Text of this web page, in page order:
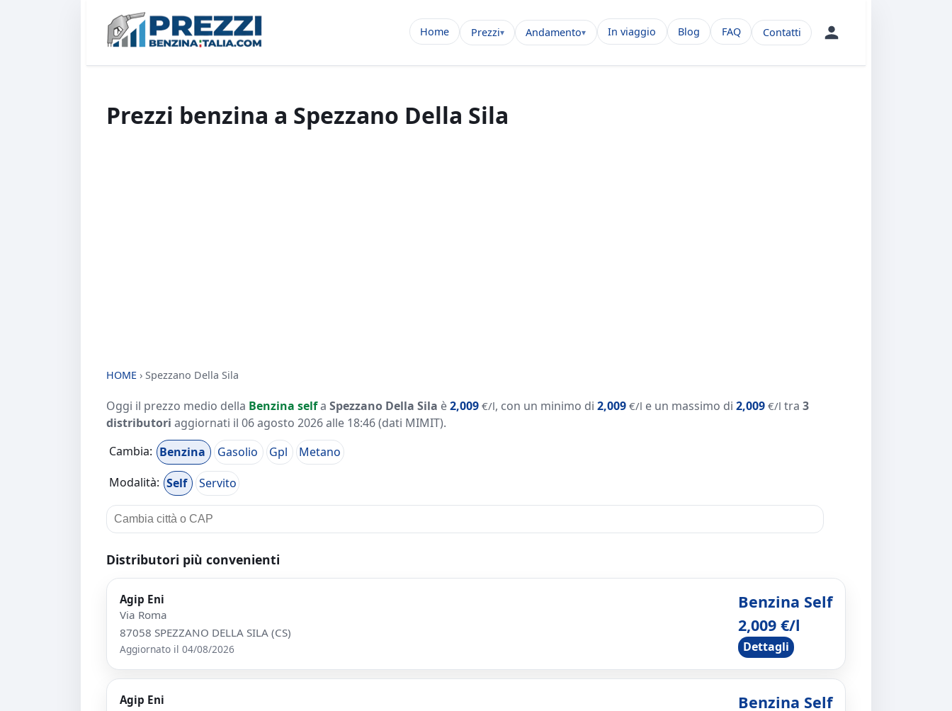
Home Prezzi Andamento In viaggio Blog FAQ Contatti
Prezzi benzina a Spezzano Della Sila
HOME › Spezzano Della Sila
Oggi il prezzo medio della Benzina selfa Spezzano Della Sila è2,009 €/l, con un minimo di 2,009 €/l e un massimo di 2,009 €/l tra 3
distributori aggiornati il 06 agosto 2026 alle 18:46(dati MIMIT).
Cambia: Benzina Gasolio Gpl
Metano
Modalità: Self Servito
Distributori più convenienti
Agip Eni
Via Roma
87058 SPEZZANO DELLA SILA (CS)
Aggiornato il 04/08/2026
Benzina Self
2,009 €/l
Dettagli
Agip Eni
Benzina Self